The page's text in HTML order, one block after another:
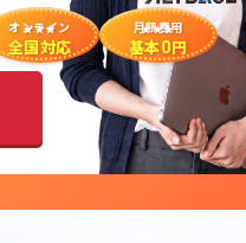
オンライン
全国対応
月額費用
基本0円